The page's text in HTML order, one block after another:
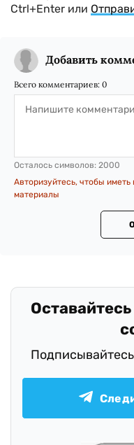
Ctrl+Enter или
Добавить
Всего комментариев: 0
Осталось символов: 2000
Авторизуйтесь, чтобы
материалы